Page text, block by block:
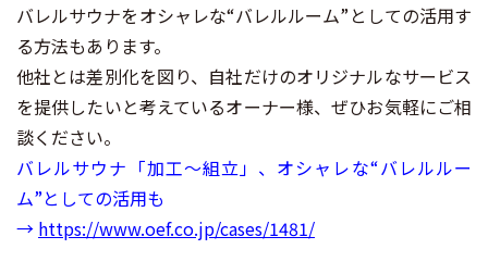
バレルサウナをオシャレな“バレルルーム”としての活用す
る方法もあります。
他社とは差別化を図り、自社だけのオリジナルなサービス
を提供したいと考えているオーナー様、ぜひお気軽にご相
談ください。
バレルサウナ「加工～組立」、オシャレな“バレルルー
ム”としての活用も
→ https://www.oef.co.jp/cases/1481/